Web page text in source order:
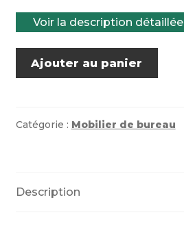
Voir la description détaillée
quantité
Ref
Ajouter au panier
Catégorie : Mobilier de bureau
Description